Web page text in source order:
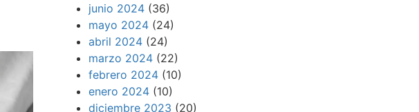
junio 2024 (36)
mayo 2024 (24)
abril 2024 (24)
marzo 2024 (22)
febrero 2024 (10)
enero 2024 (10)
diciembre 2023 (20)